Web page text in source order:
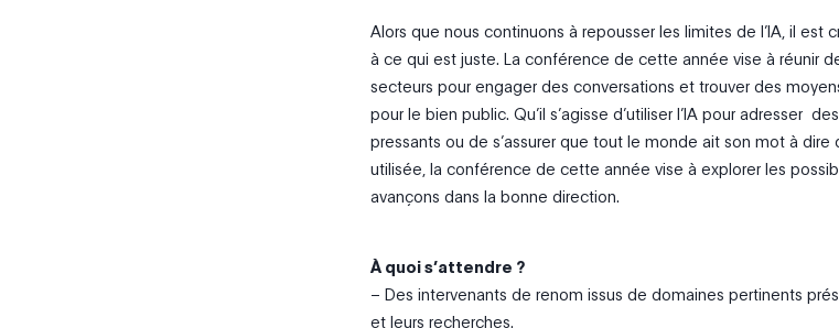
Alors que nous continuons à repousser les limites de l’IA, il est
à ce qui est juste. La conférence de cette année vise à réunir
secteurs pour engager des conversations et trouver des
pour le bien public. Qu’il s’agisse d’utiliser l’IA pour adresser
pressants ou de s’assurer que tout le monde ait son mot à
utilisée, la conférence de cette année vise à explorer les
avançons dans la bonne direction.
À quoi s’attendre ?
– Des intervenants de renom issus de domaines pertinents
et leurs recherches.